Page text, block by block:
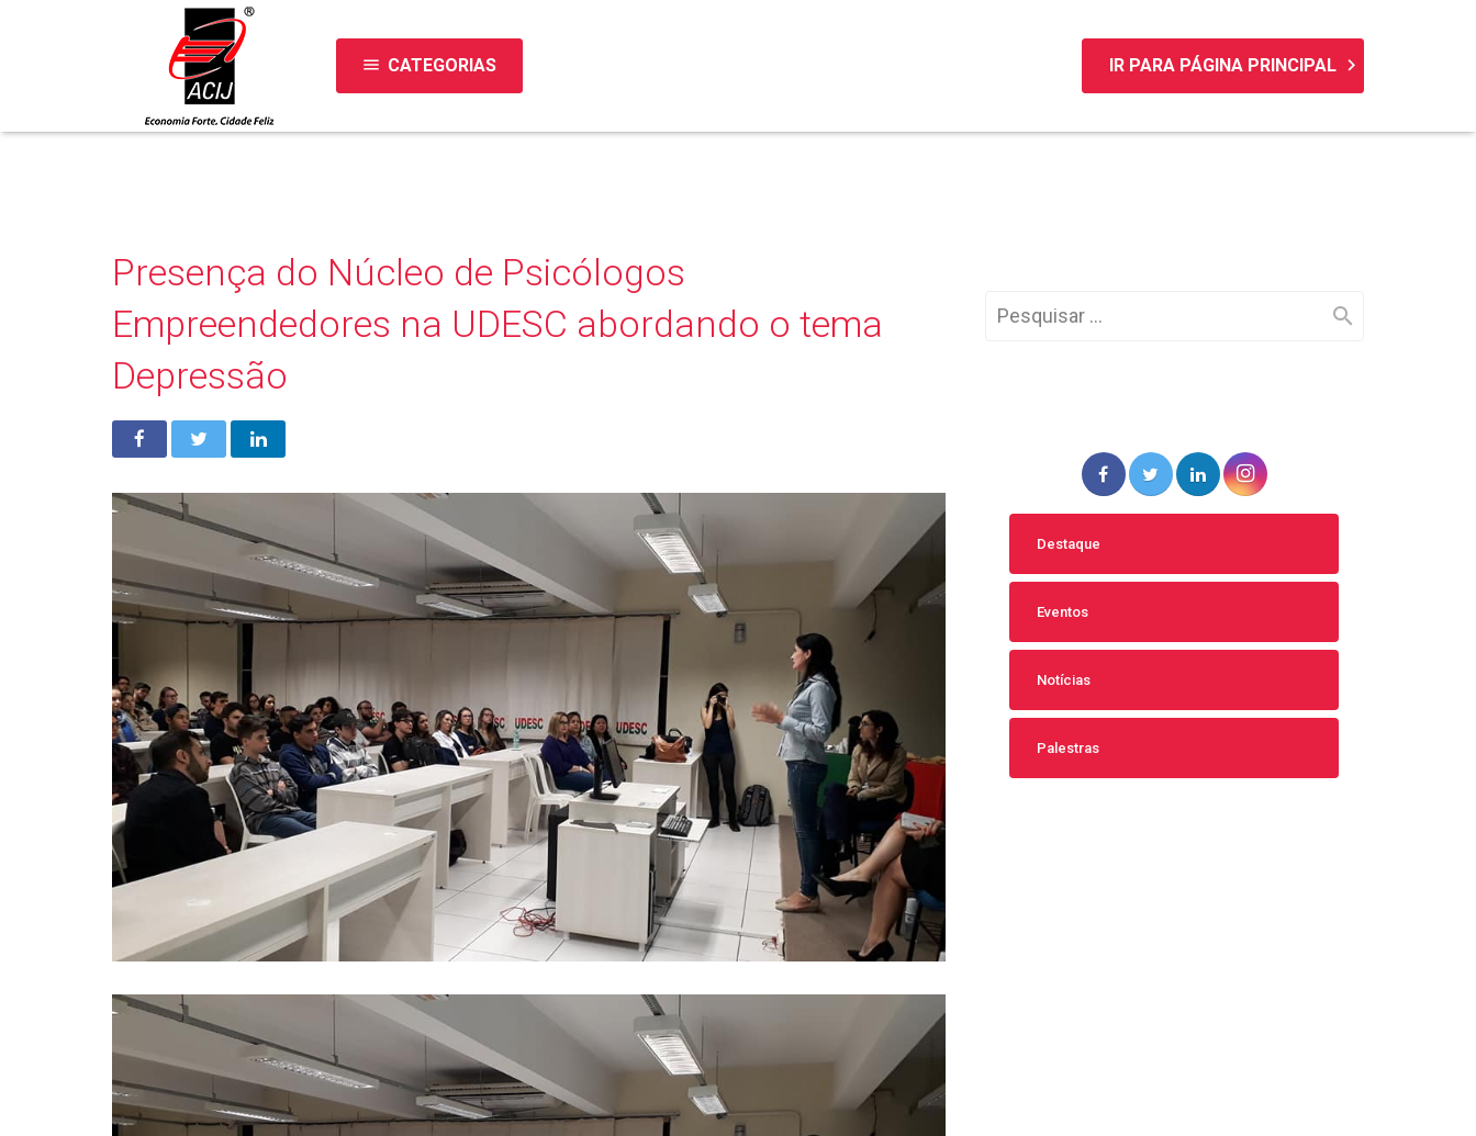
menu CATEGORIAS IR PARA PÁGINA PRINCIPAL keyboard_arrow_right
Presença do Núcleo de Psicólogos
Empreendedores na UDESC abordando o tema
Depressão
Destaque
Eventos
Notícias
Palestras